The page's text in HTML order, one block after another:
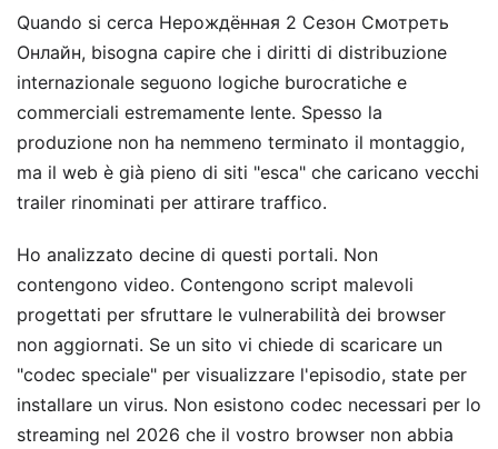
Quando si cerca Нерождённая 2 Сезон Смотреть
Онлайн, bisogna capire che i diritti di distribuzione
internazionale seguono logiche burocratiche e
commerciali estremamente lente. Spesso la
produzione non ha nemmeno terminato il montaggio,
ma il web è già pieno di siti "esca" che caricano vecchi
trailer rinominati per attirare traffico.
Ho analizzato decine di questi portali. Non
contengono video. Contengono script malevoli
progettati per sfruttare le vulnerabilità dei browser
non aggiornati. Se un sito vi chiede di scaricare un
"codec speciale" per visualizzare l'episodio, state per
installare un virus. Non esistono codec necessari per lo
streaming nel 2026 che il vostro browser non abbia